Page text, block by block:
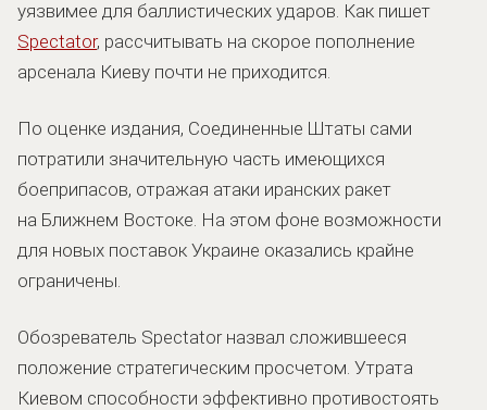
уязвимее для баллистических ударов. Как пишет
Spectator, рассчитывать на скорое пополнение
арсенала Киеву почти не приходится.
По оценке издания, Соединенные Штаты сами
потратили значительную часть имеющихся
боеприпасов, отражая атаки иранских ракет
на Ближнем Востоке. На этом фоне возможности
для новых поставок Украине оказались крайне
ограничены.
Обозреватель Spectator назвал сложившееся
положение стратегическим просчетом. Утрата
Киевом способности эффективно противостоять